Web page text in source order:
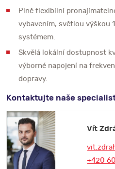
Plně flexibilní
vybavením, světlou výškou
systémem.
Skvělá lokální dostupnost
výborné napojení na
dopravy.
Kontaktujte naše
Vít
+420